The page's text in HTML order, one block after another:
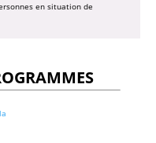
en situation de